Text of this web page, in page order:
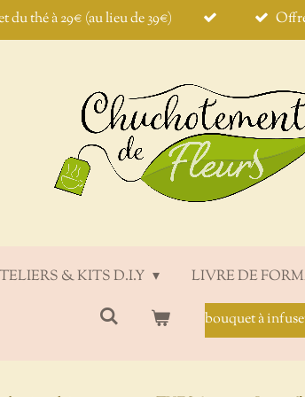
thé à 29€ (au lieu de 39€)
& KITS D.I.Y LIVRE DE
bouquet à